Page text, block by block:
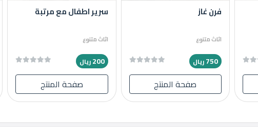
فرن غاز
اثاث متنوع
750ريال
صفحة المنتج
سرير اطفال مع مرتبة
اثاث متنوع
200ريال
صفحة المنتج